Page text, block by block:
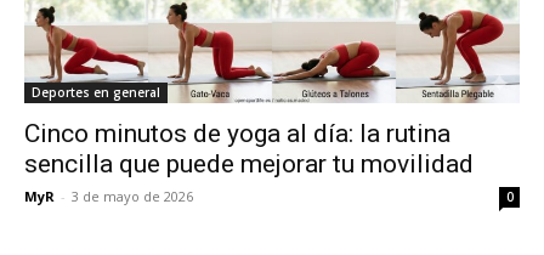
Deportes en general
Cinco minutos de yoga al día: la rutina
sencilla que puede mejorar tu movilidad
MyR - 3 de mayo de 2026 0